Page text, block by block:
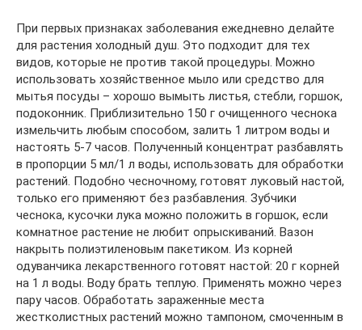
При первых признаках заболевания ежедневно делайте
для растения холодный душ. Это подходит для тех
видов, которые не против такой процедуры. Можно
использовать хозяйственное мыло или средство для
мытья посуды – хорошо вымыть листья, стебли, горшок,
подоконник. Приблизительно 150 г очищенного чеснока
измельчить любым способом, залить 1 литром воды и
настоять 5-7 часов. Полученный концентрат разбавлять
в пропорции 5 мл/1 л воды, использовать для обработки
растений. Подобно чесночному, готовят луковый настой,
только его применяют без разбавления. Зубчики
чеснока, кусочки лука можно положить в горшок, если
комнатное растение не любит опрыскиваний. Вазон
накрыть полиэтиленовым пакетиком. Из корней
одуванчика лекарственного готовят настой: 20 г корней
на 1 л воды. Воду брать теплую. Применять можно через
пару часов. Обработать зараженные места
жестколистных растений можно тампоном, смоченным в